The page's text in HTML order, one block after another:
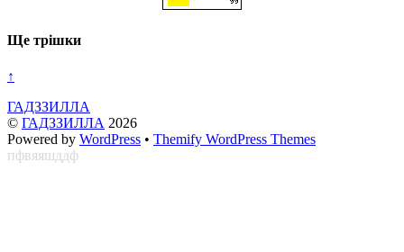
Ще трішки
↑
ГАДЗЗИЛЛА
© ГАДЗЗИЛЛА 2026
Powered by WordPress • Themify WordPress Themes
пфвяяшддф